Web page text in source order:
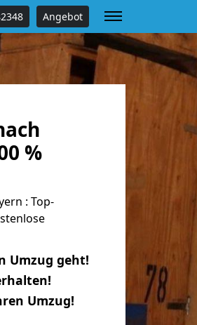
Angebot
%
: Top-
Umzug geht!
Umzug!